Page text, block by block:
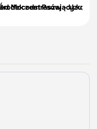
Moczem Psów -
odstraszający koty